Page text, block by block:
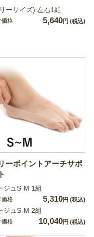
ーサイズ) 左右1組
価格 5,640円 (税込)
ーポイントアーチサポ
ジュS-M 1組
価格 5,310円 (税込)
ジュS-M 2組
価格 10,040円 (税込)